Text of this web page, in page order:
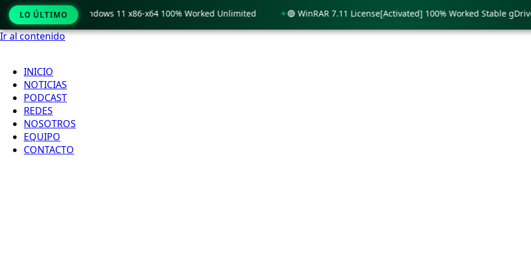
Ir al contenido
INICIO
NOTICIAS
PODCAST
REDES
NOSOTROS
EQUIPO
CONTACTO
LO ÚLTIMO
Crack only Windows 11 x86-x64 100% Worked Unlimited 🟢 WinRAR 7.11 License[Activated] 100% Worked Stable gDrive